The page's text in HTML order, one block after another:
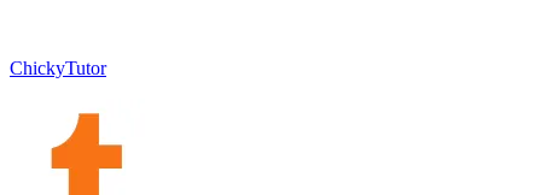
ChickyTutor